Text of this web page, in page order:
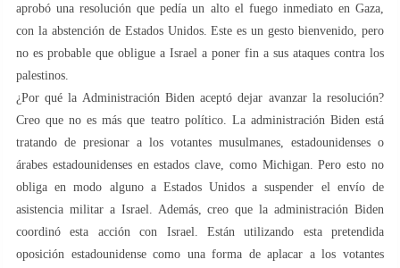
aprobó una resolución que pedía un alto el fuego inmediato en Gaza,
con la abstención de Estados Unidos. Este es un gesto bienvenido, pero
no es probable que obligue a Israel a poner fin a sus ataques contra los
palestinos.
¿Por qué la Administración Biden aceptó dejar avanzar la resolución?
Creo que no es más que teatro político. La administración Biden está
tratando de presionar a los votantes musulmanes, estadounidenses o
árabes estadounidenses en estados clave, como Michigan. Pero esto no
obliga en modo alguno a Estados Unidos a suspender el envío de
asistencia militar a Israel. Además, creo que la administración Biden
coordinó esta acción con Israel. Están utilizando esta pretendida
oposición estadounidense como una forma de aplacar a los votantes